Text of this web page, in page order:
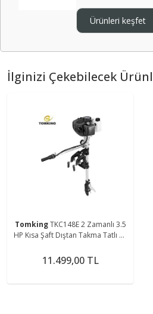
Ürünleri keşfet
İlginizi Çekebilecek
TomkingTKC148E 2 Zamanlı 3.5
HP Kısa Şaft Dıştan Takma Tatlı ve
11.499,00 TL